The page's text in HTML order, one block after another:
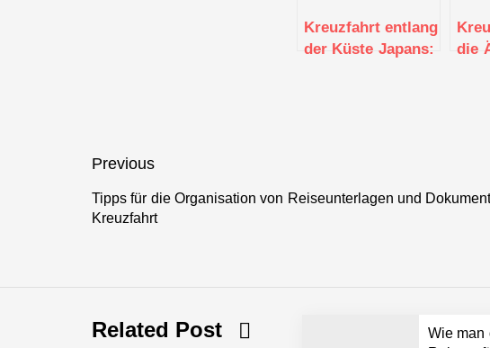
Kreuzfahrt entlang
der Küste Japans:
die
Beitragsnavigation
Previous
Previous
post:
Tipps für die Organisation von Reiseunterlagen und
Kreuzfahrt
Related Post
Wie man